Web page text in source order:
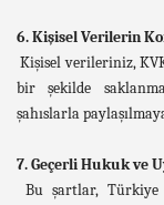
6. Kişisel Verilerin
Kişisel verileriniz,
bir şekilde
şahıslarla
7. Geçerli Hukuk ve
Bu şartlar, Türkiye